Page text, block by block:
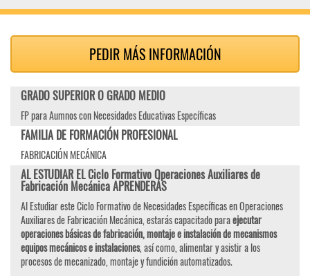
PEDIR MÁS INFORMACIÓN
GRADO SUPERIOR O GRADO MEDIO
FP para Aumnos con Necesidades Educativas Específicas
FAMILIA DE FORMACIÓN PROFESIONAL
FABRICACIÓN MECÁNICA
AL ESTUDIAR EL Ciclo Formativo Operaciones Auxiliares de
Fabricación Mecánica APRENDERÁS
Al Estudiar este Ciclo Formativo de Necesidades Específicas en Operaciones
Auxiliares de Fabricación Mecánica, estarás capacitado paraejecutar
operaciones básicas de fabricación, montaje e instalación de mecanismos
equipos mecánicos e instalaciones, así como, alimentar y asistir a los
procesos de mecanizado, montaje y fundición automatizados.